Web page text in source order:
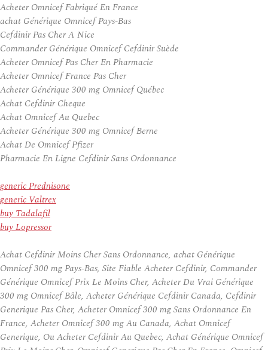
Acheter Omnicef Fabriqué En France
achat Générique Omnicef Pays-Bas
Cefdinir Pas Cher A Nice
Commander Générique Omnicef Cefdinir Suède
Acheter Omnicef Pas Cher En Pharmacie
Acheter Omnicef France Pas Cher
Acheter Générique 300 mg Omnicef Québec
Achat Cefdinir Cheque
Achat Omnicef Au Quebec
Acheter Générique 300 mg Omnicef Berne
Achat De Omnicef Pfizer
Pharmacie En Ligne Cefdinir Sans Ordonnance
generic Prednisone
generic Valtrex
buy Tadalafil
buy Lopressor
Achat Cefdinir Moins Cher Sans Ordonnance, achat Générique
Omnicef 300 mg Pays-Bas, Site Fiable Acheter Cefdinir, Commander
Générique Omnicef Prix Le Moins Cher, Acheter Du Vrai Générique
300 mg Omnicef Bâle, Acheter Générique Cefdinir Canada, Cefdinir
Generique Pas Cher, Acheter Omnicef 300 mg Sans Ordonnance En
France, Acheter Omnicef 300 mg Au Canada, Achat Omnicef
Generique, Ou Acheter Cefdinir Au Quebec, Achat Générique Omnicef